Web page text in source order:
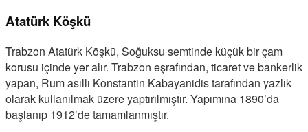
Atatürk Köşkü
Trabzon Atatürk Köşkü, Soğuksu semtinde küçük bir çam
korusu içinde yer alır. Trabzon eşrafından, ticaret ve bankerlik
yapan, Rum asıllı Konstantin Kabayanidis tarafından yazlık
olarak kullanılmak üzere yaptırılmıştır. Yapımına 1890’da
başlanıp 1912’de tamamlanmıştır.